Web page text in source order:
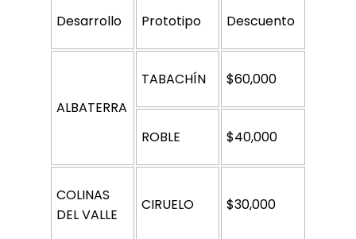
Desarrollo Prototipo Descuento
ALBATERRA
TABACHÍN $60,000
ROBLE $40,000
COLINAS
DEL VALLE
CIRUELO $30,000